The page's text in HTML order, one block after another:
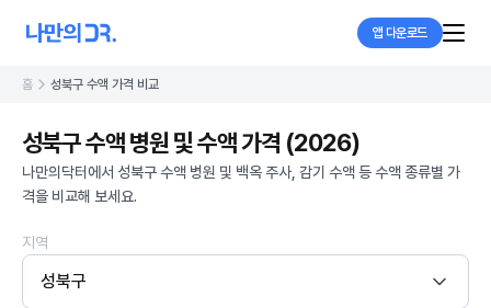
앱 다운로드
홈 성북구 수액 가격 비교
성북구 수액 병원 및 수액 가격 (2026)
나만의닥터에서 성북구 수액 병원 및 백옥 주사, 감기 수액 등 수액 종류별 가
격을 비교해 보세요.
지역
성북구